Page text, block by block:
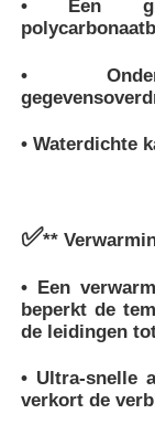
• Een
•
• Waterdichte
✅**
• Een
beperkt de
de leidingen
• Ultra-snelle
verkort de